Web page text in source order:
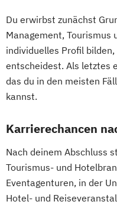
Du erwirbst zunächst
Management, Tourismus
individuelles Profil
entscheidest. Als letztes
das du in den meisten
kannst.
Karrierechancen
Nach deinem Abschluss
Tourismus- und
Eventagenturen, in der
Hotel- und